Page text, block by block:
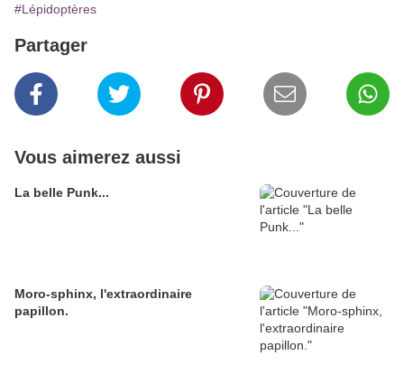
#Lépidoptères
Partager
Vous aimerez aussi
La belle Punk...
Moro-sphinx, l'extraordinaire
papillon.